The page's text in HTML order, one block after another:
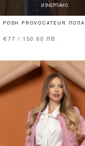
ИЗЧЕРПАНО
POSH PROVOCATEUR ПОЛА
€77 / 150.60 ЛВ.